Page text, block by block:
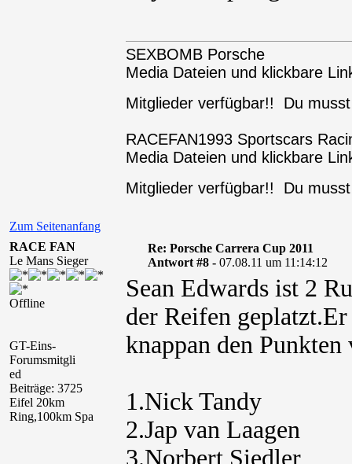
Zum Seitenanfang
SEXBOMB Porsche
Media Dateien und klickbare
Mitglieder verfügbar!! Du
RACEFAN1993 Sportscars
Media Dateien und klickbare
Mitglieder verfügbar!! Du
RACE FAN
Le Mans Sieger
Offline
GT-Eins-
Forumsmitgli
ed
Beiträge: 3725
Eifel 20km
Ring,100km Spa
Re: Porsche Carrera Cup 2011
Antwort #8 - 07.08.11 um 11:14:12
Sean Edwards ist 2
der Reifen
knappan den Punkten
1.Nick Tandy
2.Jap van Laagen
3.Norbert Siedler